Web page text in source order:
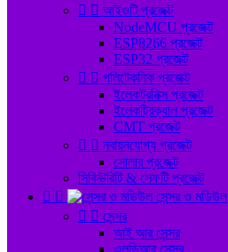
  আইওটি প্রজেক্ট
NodeMCU প্রজেক্ট
ESP8266 প্রজেক্ট
ESP32 প্রজেক্ট
  পলিটেকনিক প্রজেক্ট
ইলেকট্রনিক্স প্রজেক্ট
ইলেকট্রিক্যাল প্রজেক্ট
CMT প্রজেক্ট
  নবায়নযোগ্য প্রজেক্ট
সোলার প্রজেক্ট
সিকিউরিটি & সেফটি প্রজেক্ট
 
সেন্সর ও মডিউল
  সেন্সর
আই আর সেন্সর
এলডিআর সেন্সর